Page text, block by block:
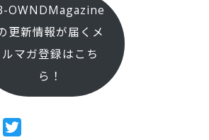
OWNDMagazine
更新情報が届くメ
ルマガ登録はこち
ら！
Facebook